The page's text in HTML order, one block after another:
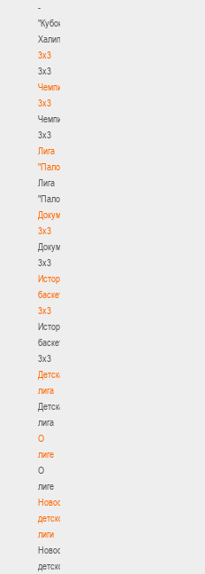
-
"Кубок
Халипского"
3x3
3x3
Чемпионат
3х3
Чемпионат
3х3
Лига
"Палова"
Лига
"Палова"
Документы
3х3
Документы
3х3
История
баскетбола
3х3
История
баскетбола
3х3
Детская
лига
Детская
лига
О
лиге
О
лиге
Новости
детской
лиги
Новости
детской